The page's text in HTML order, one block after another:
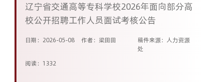
辽宁省交通高等专科学校2026年面向部分高
校公开招聘工作人员面试考核公告
日期：2026-05-08 作者：梁田田
稿件来源：人力资源
处
阅读： 1332